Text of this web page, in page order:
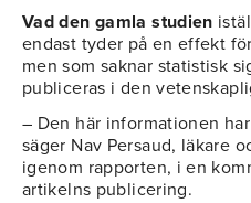
Vad den gamla studien
endast tyder på en effekt
men som saknar statistisk
publiceras i den
– Den här informationen
säger Nav Persaud, läkare
igenom rapporten, i en
artikelns publicering.